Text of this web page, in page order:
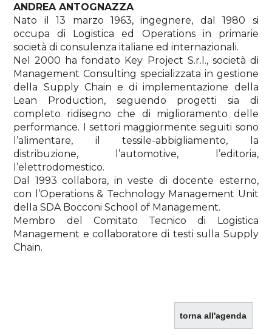
ANDREA ANTOGNAZZA
Nato il 13 marzo 1963, ingegnere, dal 1980 si
occupa di Logistica ed Operations in primarie
società di consulenza italiane ed internazionali.
Nel 2000 ha fondato Key Project S.r.l., società di
Management Consulting specializzata in gestione
della Supply Chain e di implementazione della
Lean Production, seguendo progetti sia di
completo ridisegno che di miglioramento delle
performance. I settori maggiormente seguiti sono
l’alimentare, il tessile-abbigliamento, la
distribuzione, l’automotive, l’editoria,
l’elettrodomestico.
Dal 1993 collabora, in veste di docente esterno,
con l’Operations & Technology Management Unit
della SDA Bocconi School of Management.
Membro del Comitato Tecnico di Logistica
Management e collaboratore di testi sulla Supply
Chain.
torna all'agenda